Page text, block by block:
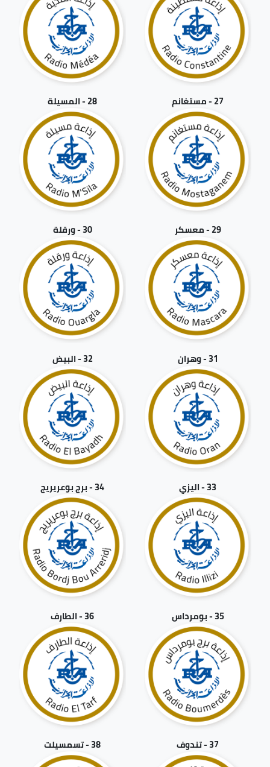
27 - مستغانم 28 - المسيلة
29 - معسكر 30 - ورقلة
31 - وهران 32 - البيض
33 - اليزي 34 - برج بوعريريج
35 - بومرداس 36 - الطارف
37 - تندوف 38 - تسمسيلت